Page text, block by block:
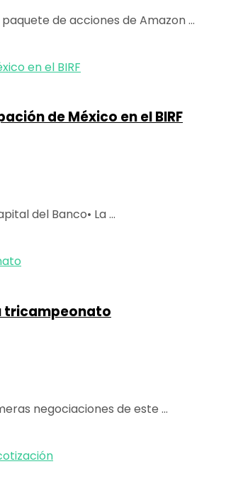
de acciones de Amazon ...
de México en el BIRF
del Banco• La ...
tricampeonato
negociaciones de este ...